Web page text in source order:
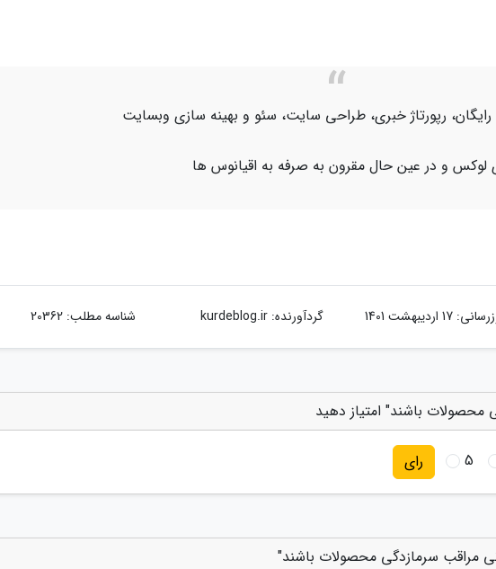
رپورتاژ خبری، طراحی سایت، سئو و بهینه سازی وبسایت
و در عین حال مقرون به صرفه به اقیانوس ها
17 اردیبهشت 1401 گردآورنده:kurdeblog.ir شناسه مطلب: 20362
محصولات باشند" امتیاز دهید
5 رای
مراقب سرمازدگی محصولات باشند"